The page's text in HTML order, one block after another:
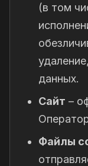
(в том
данных.
Сайт –
Файлы